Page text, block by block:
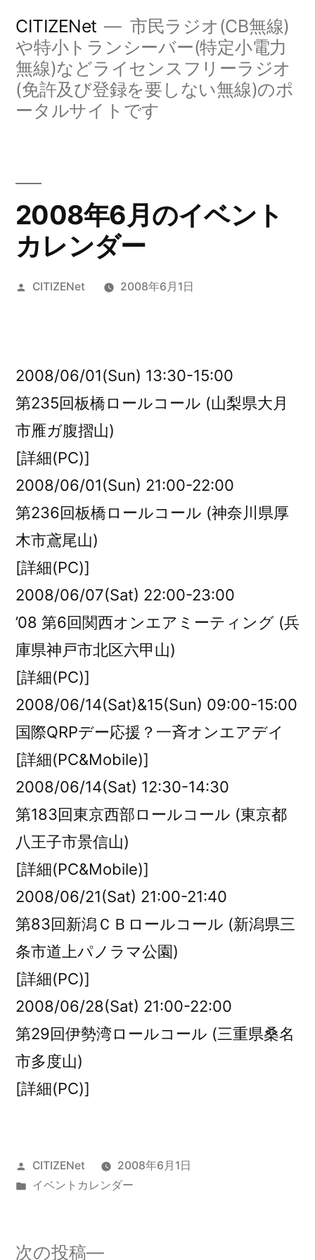
CITIZENet
市民ラジオ(CB無線)
や特小トランシーバー(特定小電力
無線)などライセンスフリーラジオ
(免許及び登録を要しない無線)のポ
ータルサイトです
2008年6月のイベント
カレンダー
投
CITIZENet 2008年6月1日
2008/06/01(Sun) 13:30-15:00
第235回板橋ロールコール (山梨県大月
市雁ガ腹摺山)
[詳細(PC)]
2008/06/01(Sun) 21:00-22:00
第236回板橋ロールコール (神奈川県厚
木市鳶尾山)
[詳細(PC)]
2008/06/07(Sat) 22:00-23:00
’08 第6回関西オンエアミーティング (兵
庫県神戸市北区六甲山)
[詳細(PC)]
2008/06/14(Sat)&15(Sun) 09:00-15:00
国際QRPデー応援？一斉オンエアデイ
[詳細(PC&Mobile)]
2008/06/14(Sat) 12:30-14:30
第183回東京西部ロールコール (東京都
八王子市景信山)
[詳細(PC&Mobile)]
2008/06/21(Sat) 21:00-21:40
第83回新潟ＣＢロールコール (新潟県三
条市道上パノラマ公園)
[詳細(PC)]
2008/06/28(Sat) 21:00-22:00
第29回伊勢湾ロールコール (三重県桑名
市多度山)
[詳細(PC)]
投
稿
CITIZENet
2008年6月1日
カ
イベントカレンダー
次の投稿 次